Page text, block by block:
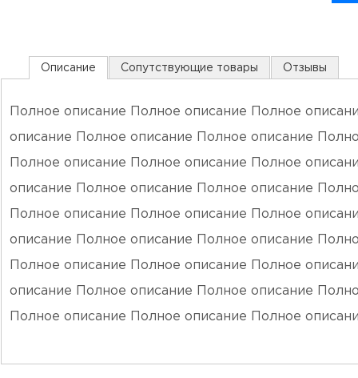
Описание
Полное описание Полное описание Полное
описание Полное описание Полное описание
Полное описание Полное описание Полное
описание Полное описание Полное описание
Полное описание Полное описание Полное
описание Полное описание Полное описание
Полное описание Полное описание Полное
описание Полное описание Полное описание
Полное описание Полное описание Полное
Сопутствующие товары Отзывы